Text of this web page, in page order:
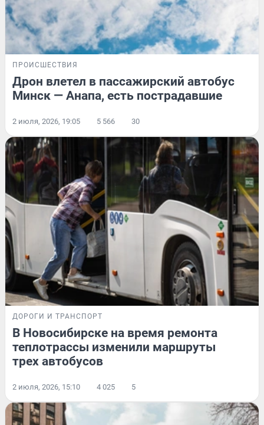
ПРОИСШЕСТВИЯ
Дрон влетел в пассажирский автобус
Минск — Анапа, есть пострадавшие
2 июля, 2026, 19:05 5 566 30
ДОРОГИ И ТРАНСПОРТ
В Новосибирске на время ремонта
теплотрассы изменили маршруты
трех автобусов
2 июля, 2026, 15:10 4 025 5